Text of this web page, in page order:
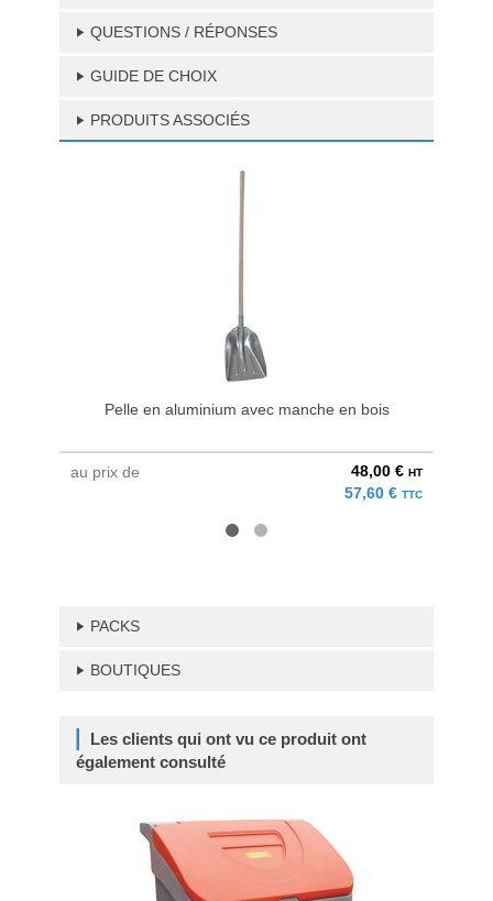
QUESTIONS / RÉPONSES
GUIDE DE CHOIX
PRODUITS ASSOCIÉS
Pelle en aluminium avec manche en bois
au prix de 48,00 € HT
57,60 € TTC
PACKS
BOUTIQUES
Les clients qui ont vu ce produit ont
également consulté